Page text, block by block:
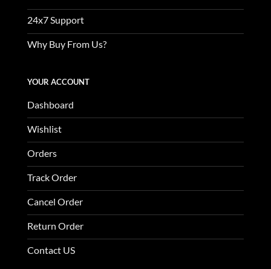
24x7 Support
Why Buy From Us?
YOUR ACCOUNT
Dashboard
Wishlist
Orders
Track Order
Cancel Order
Return Order
Contact US